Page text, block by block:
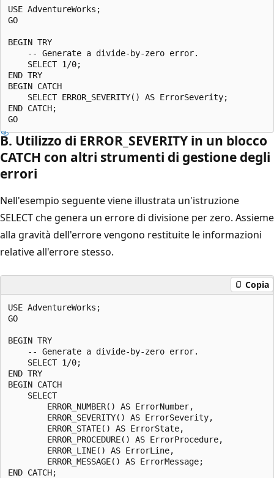
USE AdventureWorks;
GO
BEGIN TRY
    -- Generate a divide-by-zero error.
    SELECT 1/0;
END TRY
BEGIN CATCH
    SELECT ERROR_SEVERITY() AS ErrorSeverity;
END CATCH;
B. Utilizzo di ERROR_SEVERITY in un blocco
CATCH con altri strumenti di gestione degli
errori
Nell'esempio seguente viene illustrata un'istruzione
SELECT che genera un errore di divisione per zero. Assieme
alla gravità dell'errore vengono restituite le informazioni
relative all'errore stesso.
Copia
USE AdventureWorks;
GO
BEGIN TRY
-- Generate a divide-by-zero error.
    SELECT 1/0;
END TRY
BEGIN CATCH
    SELECT
        ERROR_NUMBER() AS ErrorNumber,
        ERROR_SEVERITY() AS ErrorSeverity,
        ERROR_STATE() AS ErrorState,
        ERROR_PROCEDURE() AS ErrorProcedure,
        ERROR_LINE() AS ErrorLine,
        ERROR_MESSAGE() AS ErrorMessage;
END CATCH;